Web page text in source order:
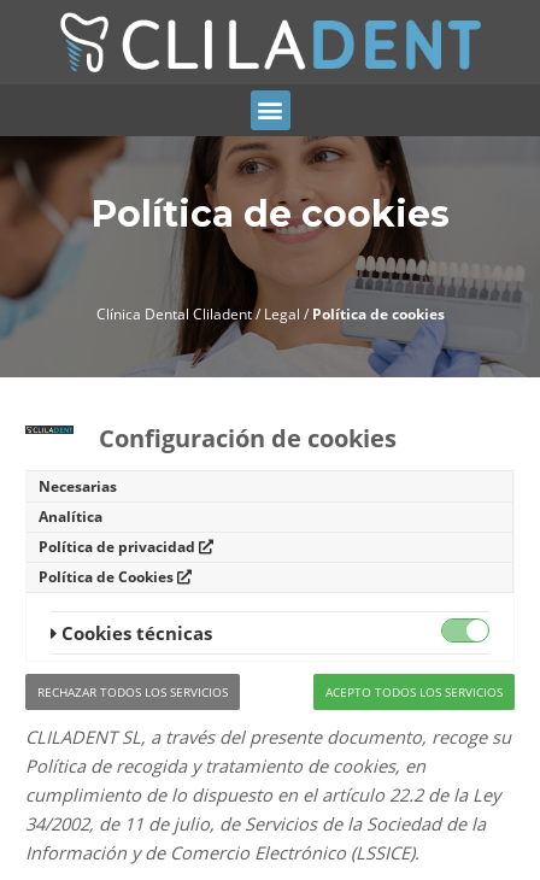
Política de cookies
Clínica Dental Cliladent/ Legal /Política de cookies
Configuración de cookies
Necesarias
Analítica
Política de privacidad
Política de Cookies
Cookies técnicas
RECHAZAR TODOS LOS SERVICIOS ACEPTO TODOS LOS SERVICIOS
CLILADENT SL, a través del presente documento, recoge su
Política de recogida y tratamiento de cookies, en
cumplimiento de lo dispuesto en el artículo 22.2 de la Ley
34/2002, de 11 de julio, de Servicios de la Sociedad de la
Información y de Comercio Electrónico (LSSICE).